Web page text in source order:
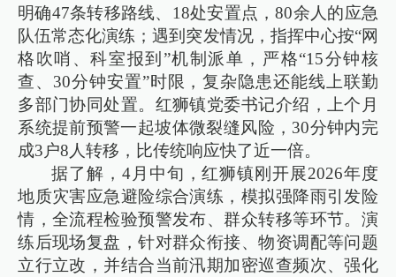
明确47条转移路线、18处安置点，80余人的应急
队伍常态化演练；遇到突发情况，指挥中心按“网
格吹哨、科室报到”机制派单，严格“15分钟核
查、30分钟安置”时限，复杂隐患还能线上联勤
多部门协同处置。红狮镇党委书记介绍，上个月
系统提前预警一起坡体微裂缝风险，30分钟内完
成3户8人转移，比传统响应快了近一倍。
据了解，4月中旬，红狮镇刚开展2026年度
地质灾害应急避险综合演练，模拟强降雨引发险
情，全流程检验预警发布、群众转移等环节。演
练后现场复盘，针对群众衔接、物资调配等问题
立行立改，并结合当前汛期加密巡查频次、强化